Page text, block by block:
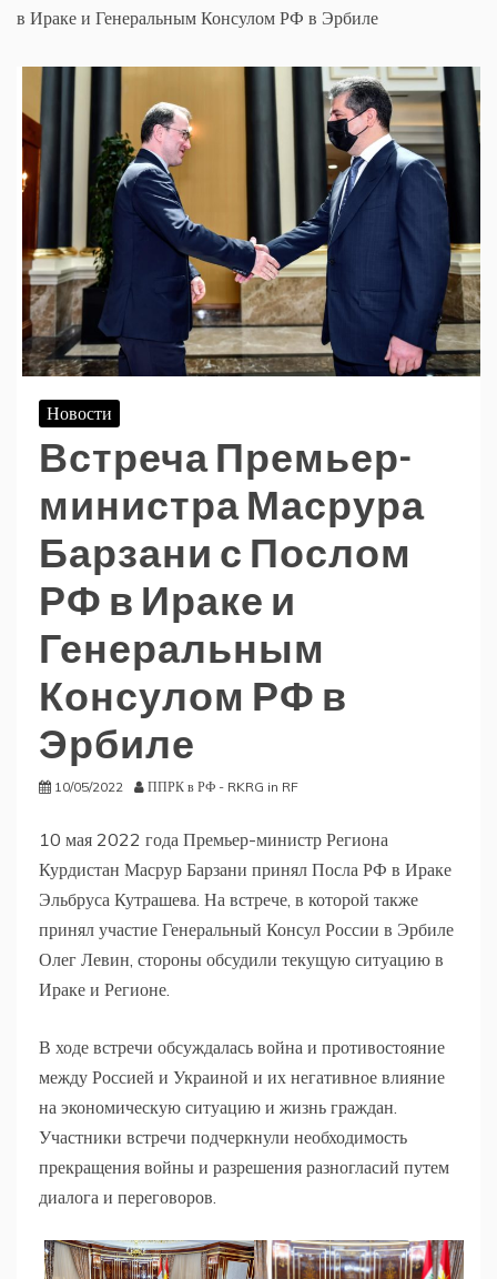
в Ираке и Генеральным Консулом РФ в Эрбиле
Новости
Встреча Премьер-
министра Масрура
Барзани с Послом
РФ в Ираке и
Генеральным
Консулом РФ в
Эрбиле
10/05/2022 ППРК в РФ - RKRG in RF
10 мая 2022 года Премьер-министр Региона
Курдистан Масрур Барзани принял Посла РФ в Ираке
Эльбруса Кутрашева. На встрече, в которой также
принял участие Генеральный Консул России в Эрбиле
Олег Левин, стороны обсудили текущую ситуацию в
Ираке и Регионе.
В ходе встречи обсуждалась война и противостояние
между Россией и Украиной и их негативное влияние
на экономическую ситуацию и жизнь граждан.
Участники встречи подчеркнули необходимость
прекращения войны и разрешения разногласий путем
диалога и переговоров.